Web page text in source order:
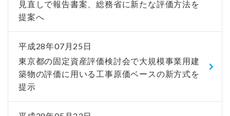
見直しで報告書案、総務省に新たな評価方法を
提案へ
平成28年07月25日
東京都の固定資産評価検討会で大規模事業用建
築物の評価に用いる工事原価ベースの新方式を
提示